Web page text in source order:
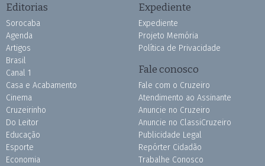
Editorias
Sorocaba
Agenda
Artigos
Brasil
Canal 1
Casa e Acabamento
Cinema
Cruzeirinho
Do Leitor
Educação
Esporte
Economia
Expediente
Expediente
Projeto Memória
Política de Privacidade
Fale conosco
Fale com o Cruzeiro
Atendimento ao Assinante
Anuncie no Cruzeiro
Anuncie no ClassiCruzeiro
Publicidade Legal
Repórter Cidadão
Trabalhe Conosco